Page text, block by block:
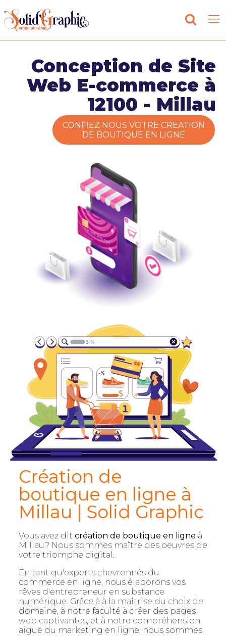
Conception de Site
Web E-commerce à
12100 - Millau
CONFIEZ NOUS VOTRE CREATION
DE BOUTIQUE EN LIGNE
Création de
boutique en ligne à
Millau | Solid Graphic
Vous avez dit création de boutique en ligne à
Millau? Nous sommes maître des oeuvres de
votre triomphe digital.
En tant qu'experts chevronnés du
commerce en ligne, nous élaborons vos
rêves d'entrepreneur en substance
numérique. Grâce à à la maîtrise du choix de
domaine, à notre faculté à créer des pages
web captivantes, et à notre compréhension
aiguë du marketing en ligne, nous sommes